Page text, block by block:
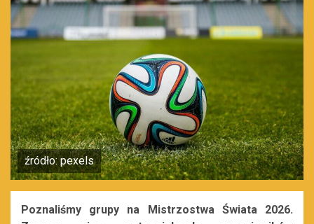
źródło: pexels
Poznaliśmy grupy na Mistrzostwa Świata 2026.